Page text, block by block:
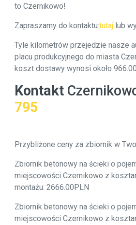
to Czernikowo!
Zapraszamy do kontaktu:tutaj lub
Tyle kilometrów przejedzie nasze
placu produkcyjnego do miasta
koszt dostawy wynosi około
Kontakt
795
Przybliżone ceny za zbiornik w
Zbiornik betonowy na ścieki o
miejscowości Czernikowo z
montażu: 2666.00PLN
Zbiornik betonowy na ścieki o
miejscowości Czernikowo z